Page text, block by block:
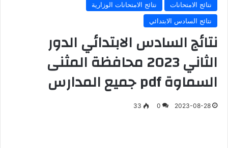
نتائج الامتحانات
نتائج الامتحانات الوزارية
نتائج السادس الابتدائي
نتائج السادس الابتدائي الدور
الثاني 2023 محافظة المثنى
السماوة pdf جميع المدارس
2023-08-28
0
33